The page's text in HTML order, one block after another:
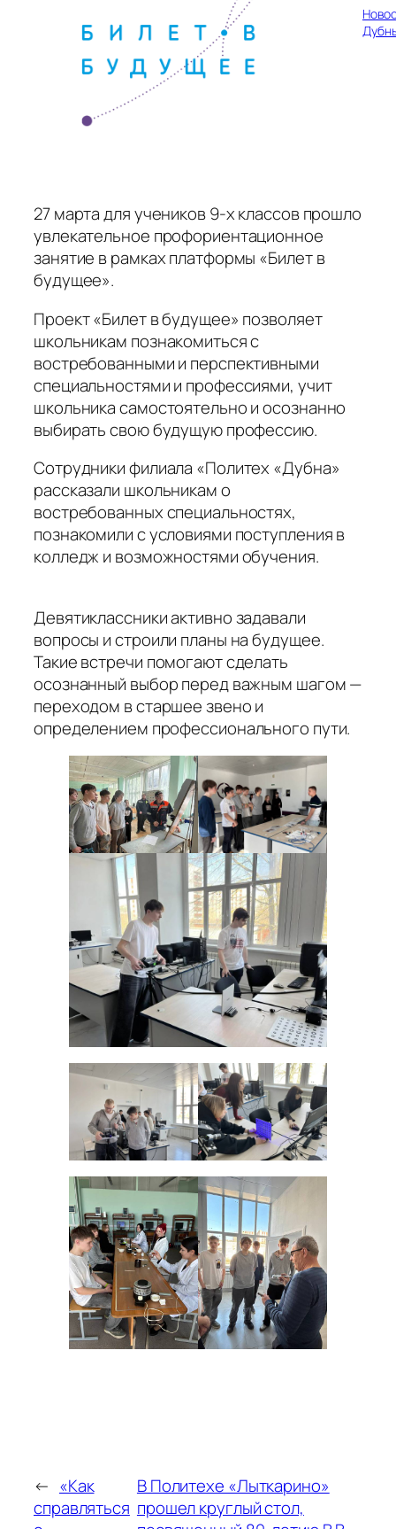
27 марта для учеников 9-х классов прошло
увлекательное профориентационное
занятие в рамках платформы «Билет в
будущее».
Проект «Билет в будущее» позволяет
школьникам познакомиться с
востребованными и перспективными
специальностями и профессиями, учит
школьника самостоятельно и осознанно
выбирать свою будущую профессию.
Сотрудники филиала «Политех «Дубна»
рассказали школьникам о
востребованных специальностях,
познакомили с условиями поступления в
колледж и возможностями обучения.
Девятиклассники активно задавали
вопросы и строили планы на будущее.
Такие встречи помогают сделать
осознанный выбор перед важным шагом —
переходом в старшее звено и
определением профессионального пути.
← «Как
справляться
В Политехе «Лыткарино»
прошел круглый стол,